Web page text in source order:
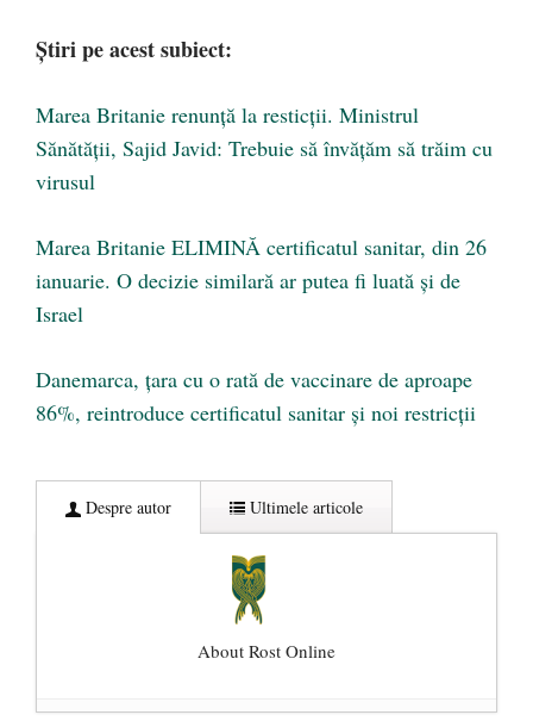
Știri pe acest subiect:
Marea Britanie renunță la resticții. Ministrul
Sănătăţii, Sajid Javid: Trebuie să învăţăm să trăim cu
virusul
Marea Britanie ELIMINĂ certificatul sanitar, din 26
ianuarie. O decizie similară ar putea fi luată și de
Israel
Danemarca, țara cu o rată de vaccinare de aproape
86%, reintroduce certificatul sanitar și noi restricții
Despre autor Ultimele articole
About Rost Online